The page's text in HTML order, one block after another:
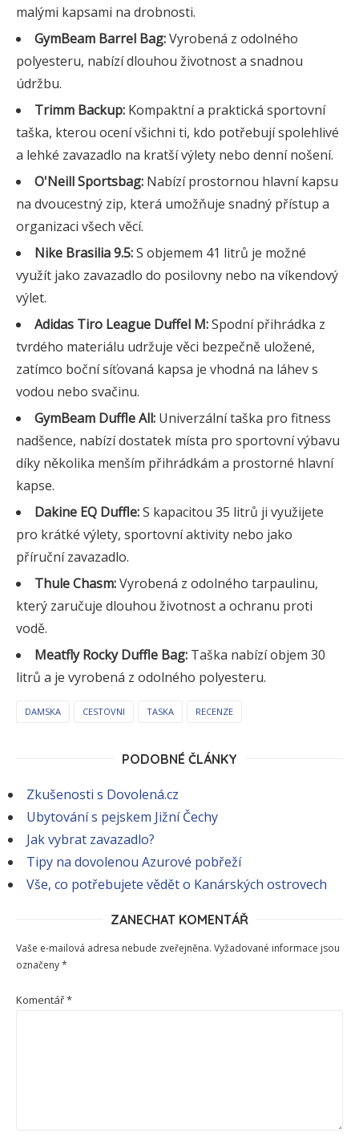
malými kapsami na drobnosti.
GymBeam Barrel Bag:Vyrobená z odolného
polyesteru, nabízí dlouhou životnost a snadnou
údržbu.
Trimm Backup: Kompaktní a praktická sportovní
taška, kterou ocení všichni ti, kdo potřebují spolehlivé
a lehké zavazadlo na kratší výlety nebo denní nošení.
O'Neill Sportsbag: Nabízí prostornou hlavní kapsu
na dvoucestný zip, která umožňuje snadný přístup a
organizaci všech věcí.
Nike Brasilia 9.5:S objemem 41 litrů je možné
využít jako zavazadlo do posilovny nebo na víkendový
výlet.
Adidas Tiro League Duffel M:Spodní přihrádka z
tvrdého materiálu udržuje věci bezpečně uložené,
zatímco boční síťovaná kapsa je vhodná na láhev s
vodou nebo svačinu.
GymBeam Duffle All: Univerzální taška pro fitness
nadšence, nabízí dostatek místa pro sportovní výbavu
díky několika menším přihrádkám a prostorné hlavní
kapse.
Dakine EQ Duffle:S kapacitou 35 litrů ji využijete
pro krátké výlety, sportovní aktivity nebo jako
příruční zavazadlo.
Thule Chasm:Vyrobená z odolného tarpaulinu,
který zaručuje dlouhou životnost a ochranu proti
vodě.
Meatfly Rocky Duffle Bag: Taška nabízí objem 30
litrů a je vyrobená z odolného polyesteru.
DAMSKA CESTOVNI TASKA RECENZE
PODOBNÉ ČLÁNKY
Zkušenosti s Dovolená.cz
Ubytování s pejskem Jižní Čechy
Jak vybrat zavazadlo?
Tipy na dovolenou Azurové pobřeží
Vše, co potřebujete vědět o Kanárských ostrovech
ZANECHAT KOMENTÁŘ
Vaše e-mailová adresa nebude zveřejněna. Vyžadované informace jsou
označeny*
Komentář*